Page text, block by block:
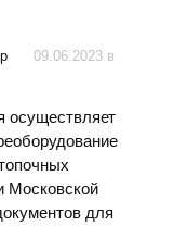
09.06.2023 в
осуществляет
Московской
для